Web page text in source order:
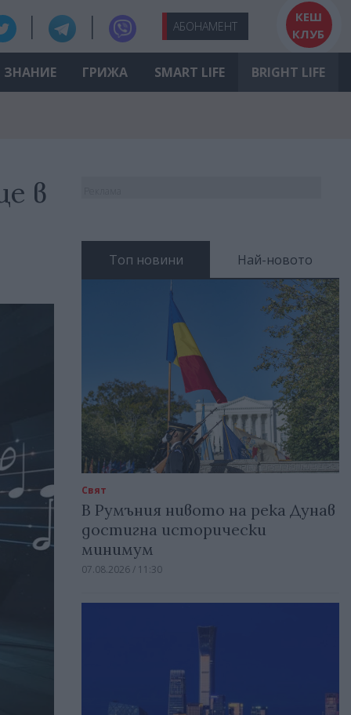
АБОНАМЕНТ
КЕШ
КЛУБ
ЗНАНИЕ ГРИЖА SMART LIFE BRIGHT LIFE
в
Топ новини Най-новото
Свят
В Румъния нивото на река Дунав
достигна исторически
минимум
07.08.2026 / 11:30